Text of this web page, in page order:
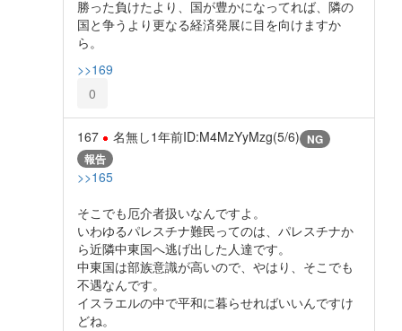
勝った負けたより、国が豊かになってれば、隣の
国と争うより更なる経済発展に目を向けますか
ら。
>>169
0
167 名無し1年前ID:M4MzYyMzg(5/6) NG
報告
>>165
そこでも厄介者扱いなんですよ。
いわゆるパレスチナ難民ってのは、パレスチナか
ら近隣中東国へ逃げ出した人達です。
中東国は部族意識が高いので、やはり、そこでも
不遇なんです。
イスラエルの中で平和に暮らせればいいんですけ
どね。